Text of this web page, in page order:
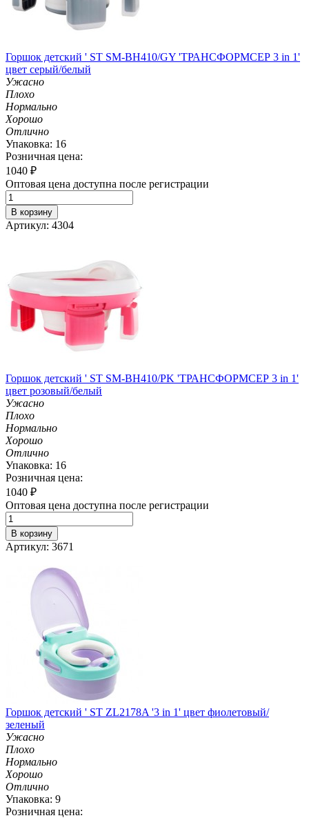
Горшок детский ' ST SM-BH410/GY 'ТРАНСФОРМСЕР 3 in 1'
цвет серый/белый
Ужасно
Плохо
Нормально
Хорошо
Отлично
Упаковка: 16
Розничная цена:
1040 ₽
Оптовая цена доступна после регистрации
В корзину
Артикул: 4304
Горшок детский ' ST SM-BH410/PK 'ТРАНСФОРМСЕР 3 in 1'
цвет розовый/белый
Ужасно
Плохо
Нормально
Хорошо
Отлично
Упаковка: 16
Розничная цена:
1040 ₽
Оптовая цена доступна после регистрации
В корзину
Артикул: 3671
Горшок детский ' ST ZL2178A '3 in 1' цвет фиолетовый/
зеленый
Ужасно
Плохо
Нормально
Хорошо
Отлично
Упаковка: 9
Розничная цена: